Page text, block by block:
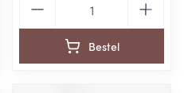
Bestel